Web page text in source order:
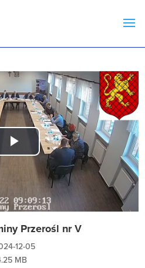
Play
Video
Przerośl nr V
12-05
MB